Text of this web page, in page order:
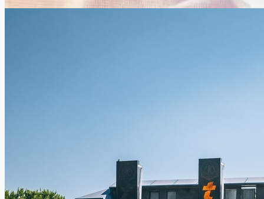
Reizen en het nieuwe coronavirus – Covid-19